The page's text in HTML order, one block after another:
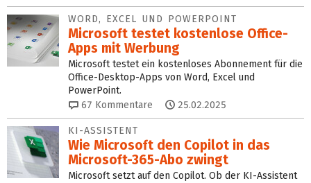
WORD, EXCEL UND POWERPOINT
Microsoft testet kostenlose Office-
Apps mit Werbung
Microsoft testet ein kostenloses Abonnement für die
Office-Desktop-Apps von Word, Excel und
PowerPoint.
67 Kommentare 25.02.2025
KI-ASSISTENT
Wie Microsoft den Copilot in das
Microsoft-365-Abo zwingt
Microsoft setzt auf den Copilot. Ob der KI-Assistent